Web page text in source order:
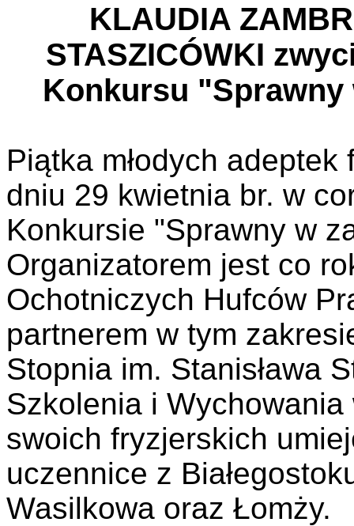
KLAUDIA
STASZICÓWKI
Konkursu "Sprawny
Piątka młodych adeptek
dniu 29 kwietnia br. w
Konkursie "Sprawny w
Organizatorem jest co
Ochotniczych Hufców
partnerem w tym
Stopnia im. Stanisława
Szkolenia i
swoich fryzjerskich
uczennice z
Wasilkowa oraz Łomży.